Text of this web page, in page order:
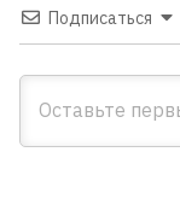
Подписаться